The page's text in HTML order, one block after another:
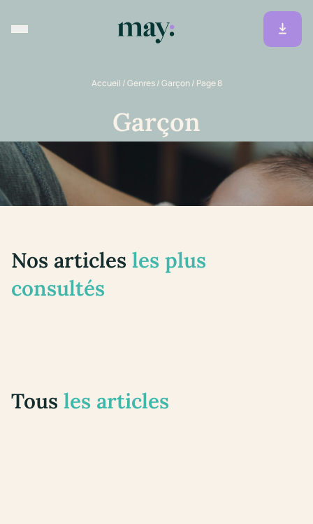
Accueil /Genres/Garçon/ Page 8
Garçon
Nos articles les plus
consultés
Tous les articles